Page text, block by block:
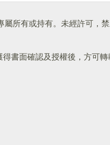
所有或持有。未經許可，禁
得書面確認及授權後，方可轉